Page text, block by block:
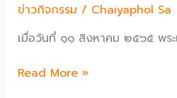
ข่าวกิจกรรม / Chaiyaphol Sa
เมื่อวันที่ ๑๑ สิงหาคม ๒๕๖๕ พระ
พิธี
Read More »